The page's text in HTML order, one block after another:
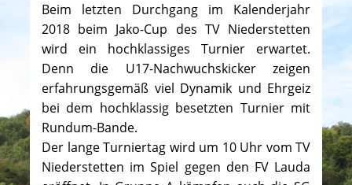
Beim letzten Durchgang im Kalenderjahr
2018 beim Jako-Cup des TV Niederstetten
wird ein hochklassiges Turnier erwartet.
Denn die U17-Nachwuchskicker zeigen
erfahrungsgemäß viel Dynamik und Ehrgeiz
bei dem hochklassig besetzten Turnier mit
Rundum-Bande.
Der lange Turniertag wird um 10 Uhr vom TV
Niederstetten im Spiel gegen den FV Lauda